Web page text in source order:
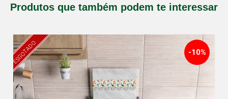
Produtos que também podem te interessar
ESGOTADO -10%